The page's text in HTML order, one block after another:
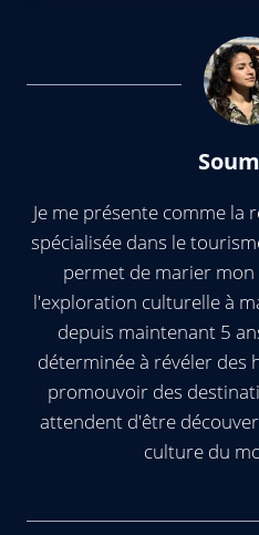
Je me présente comme la
spécialisée dans le
permet de marier
l'exploration culturelle à
depuis maintenant 5
déterminée à révéler des
promouvoir des
attendent d'être
culture du